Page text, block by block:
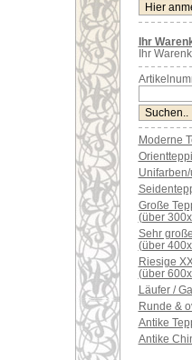
Ihr
Ihr
Moderne
Große
(über
Sehr
(über
Riesige
(über
Läufer /
Runde &
Antike
Antike